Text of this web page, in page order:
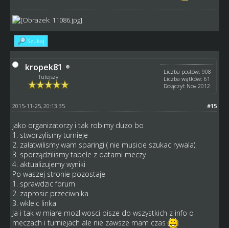
Szukaj
kropek81
Tutejszy
Liczba postów: 908
Liczba wątków: 61
Dołączył: Nov 2012
#15
2015-11-25, 20:13:35
jako organizatorzy i tak robimy duzo bo
1. stworzylismy turnieje
2. załatwilismy wam sparingi ( nie musicie szukac rywala)
3. sporządzilismy tabele z datami meczy
4. aktualizujemy wyniki
Po waszej stronie pozostaje
1. sprawdzic forum
2. zaprosic przeciwnika
3. wkleic linka
Ja i tak w miare mozliwosci pisze do wszystkich z info o
meczach i turniejach ale nie zawsze mam czas